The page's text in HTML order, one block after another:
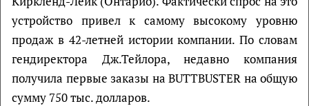
устройство привел к самому высокому уровню
продаж в 42-летней истории компании. По словам
гендиректора Дж.Тейлора, недавно компания
получила первые заказы на BUTTBUSTER на общую
сумму 750 тыс. долларов.